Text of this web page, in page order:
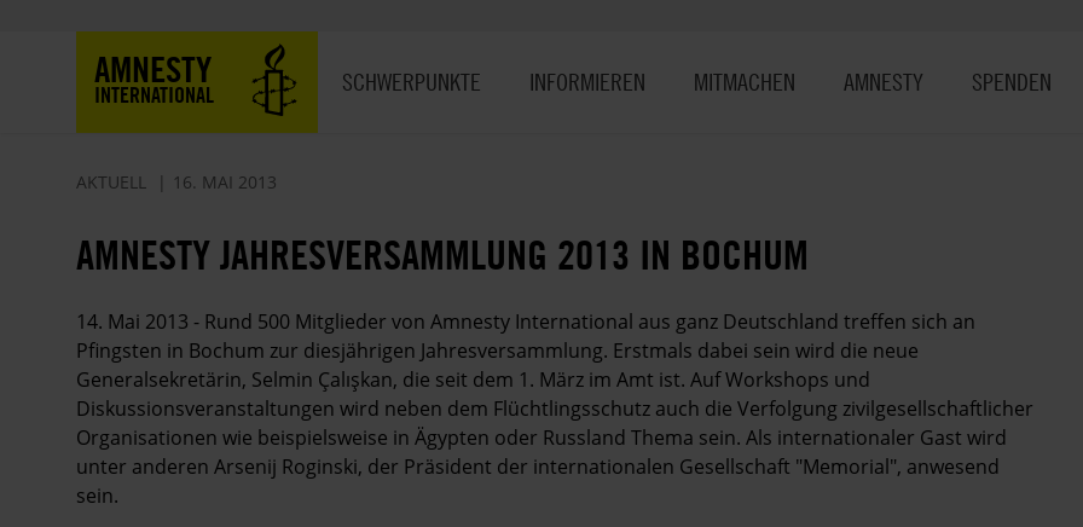
AMNESTY
INTERNATIONAL SCHWERPUNKTE INFORMIEREN MITMACHEN AMNESTY SPENDEN
AKTUELL 16. MAI 2013
AMNESTY JAHRESVERSAMMLUNG 2013 IN BOCHUM
14. Mai 2013 - Rund 500 Mitglieder von Amnesty International aus ganz Deutschland treffen sich an
Pfingsten in Bochum zur diesjährigen Jahresversammlung. Erstmals dabei sein wird die neue
Generalsekretärin, Selmin Çalışkan, die seit dem 1. März im Amt ist. Auf Workshops und
Diskussionsveranstaltungen wird neben dem Flüchtlingsschutz auch die Verfolgung zivilgesellschaftlicher
Organisationen wie beispielsweise in Ägypten oder Russland Thema sein. Als internationaler Gast wird
unter anderen Arsenij Roginski, der Präsident der internationalen Gesellschaft "Memorial", anwesend
sein.